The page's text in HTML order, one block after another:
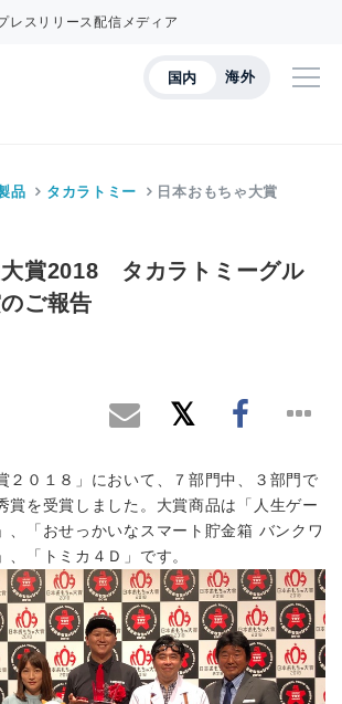
レスリリース配信メディア
国内 海外
品 タカラトミー 日本おもちゃ大賞
大賞2018 タカラトミーグル
ご報告
２０１８」において、７部門中、３部門で
賞を受賞しました。大賞商品は「人生ゲー
、「おせっかいなスマート貯金箱 バンクワ
、「トミカ４Ｄ」です。